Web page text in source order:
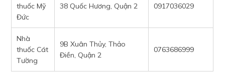
thuốc Mỹ
Đức
38 Quốc Hương, Quận 2 0917036029
Nhà
thuốc Cát
Tường
9B Xuân Thủy, Thảo
Điền, Quận 2
0763686999